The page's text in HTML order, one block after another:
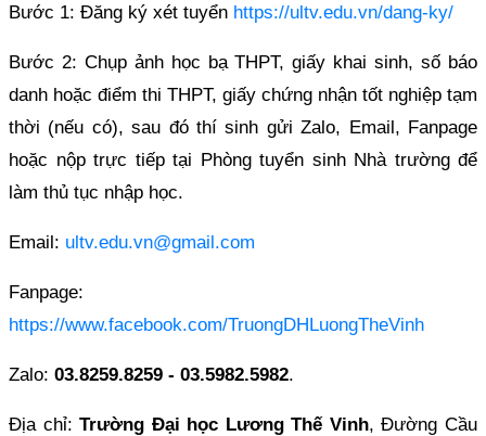
Bước 1: Đăng ký xét tuyển https://ultv.edu.vn/dang-ky/
Bước 2: Chụp ảnh học bạ THPT, giấy khai sinh, số báo
danh hoặc điểm thi THPT, giấy chứng nhận tốt nghiệp tạm
thời (nếu có), sau đó thí sinh gửi Zalo, Email, Fanpage
hoặc nộp trực tiếp tại Phòng tuyển sinh Nhà trường để
làm thủ tục nhập học.
Email: ultv.edu.vn@gmail.com
Fanpage:
https://www.facebook.com/TruongDHLuongTheVinh
Zalo: 03.8259.8259 - 03.5982.5982.
Địa chỉ:Trường Đại học Lương Thế Vinh, Đường Cầu